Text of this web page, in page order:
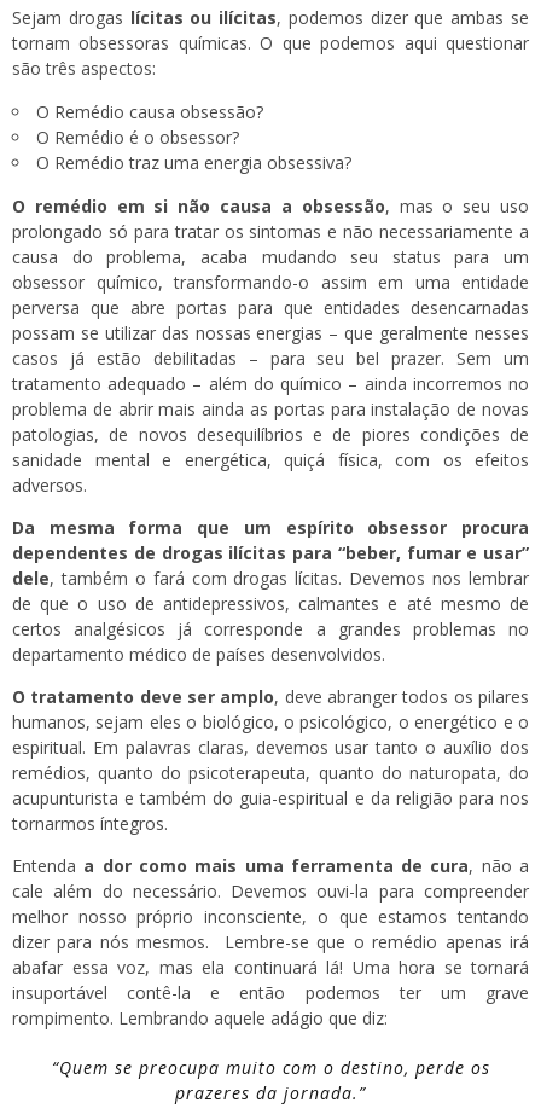
Sejam drogas lícitas ou ilícitas, podemos dizer que ambas se
tornam obsessoras químicas. O que podemos aqui questionar
são três aspectos:
O Remédio causa obsessão?
O Remédio é o obsessor?
O Remédio traz uma energia obsessiva?
O remédio em si não causa a obsessão, mas o seu uso
prolongado só para tratar os sintomas e não necessariamente a
causa do problema, acaba mudando seu status para um
obsessor químico, transformando-o assim em uma entidade
perversa que abre portas para que entidades desencarnadas
possam se utilizar das nossas energias – que geralmente nesses
casos já estão debilitadas – para seu bel prazer. Sem um
tratamento adequado – além do químico – ainda incorremos no
problema de abrir mais ainda as portas para instalação de novas
patologias, de novos desequilíbrios e de piores condições de
sanidade mental e energética, quiçá física, com os efeitos
adversos.
Da mesma forma que um espírito obsessor procura
dependentes de drogas ilícitas para “beber, fumar e usar”
dele, também o fará com drogas lícitas. Devemos nos lembrar
de que o uso de antidepressivos, calmantes e até mesmo de
certos analgésicos já corresponde a grandes problemas no
departamento médico de países desenvolvidos.
O tratamento deve ser amplo, deve abranger todos os pilares
humanos, sejam eles o biológico, o psicológico, o energético e o
espiritual. Em palavras claras, devemos usar tanto o auxílio dos
remédios, quanto do psicoterapeuta, quanto do naturopata, do
acupunturista e também do guia-espiritual e da religião para nos
tornarmos íntegros.
Entenda a dor como mais uma ferramenta de cura, não a
cale além do necessário. Devemos ouvi-la para compreender
melhor nosso próprio inconsciente, o que estamos tentando
dizer para nós mesmos. Lembre-se que o remédio apenas irá
abafar essa voz, mas ela continuará lá! Uma hora se tornará
insuportável contê-la e então podemos ter um grave
rompimento. Lembrando aquele adágio que diz:
“Quem se preocupa muito com o destino, perde os
prazeres da jornada.”